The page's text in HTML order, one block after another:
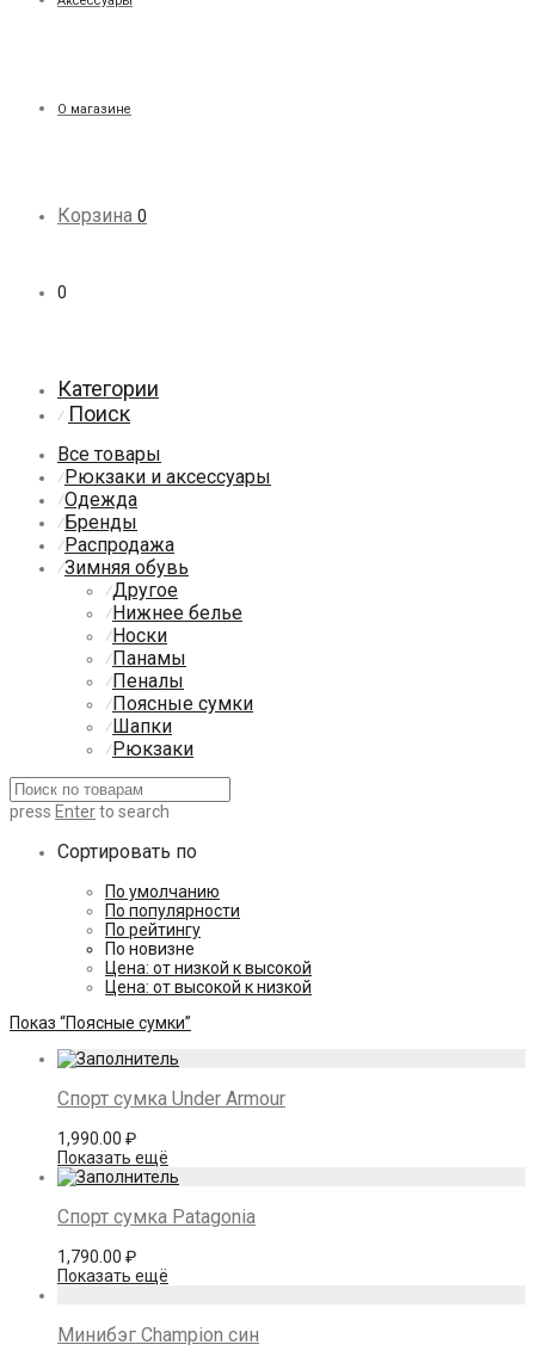
О магазине
Корзина 0
0
Категории
⁄ Поиск
Все товары
⁄Рюкзаки и аксессуары
⁄Одежда
⁄Бренды
⁄Распродажа
⁄Зимняя обувь
⁄Другое
⁄Нижнее белье
⁄Носки
⁄Панамы
⁄Пеналы
⁄Поясные сумки
⁄Шапки
⁄Рюкзаки
press Enterto search
Сортировать по
По умолчанию
По популярности
По рейтингу
По новизне
Цена: от низкой к высокой
Цена: от высокой к низкой
Показ “Поясные сумки”
Спорт сумка Under Armour
1,990.00 ₽
Показать ещё
Спорт сумка Patagonia
1,790.00 ₽
Показать ещё
Минибэг Champion син